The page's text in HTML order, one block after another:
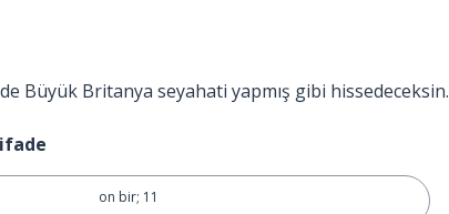
Büyük Britanya seyahati yapmış gibi hissedeceksin.
on bir; 11